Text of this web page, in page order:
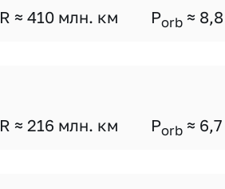
R ≈ 410 млн. км Porb ≈ 8,8
R ≈ 216 млн. км Porb ≈ 6,7